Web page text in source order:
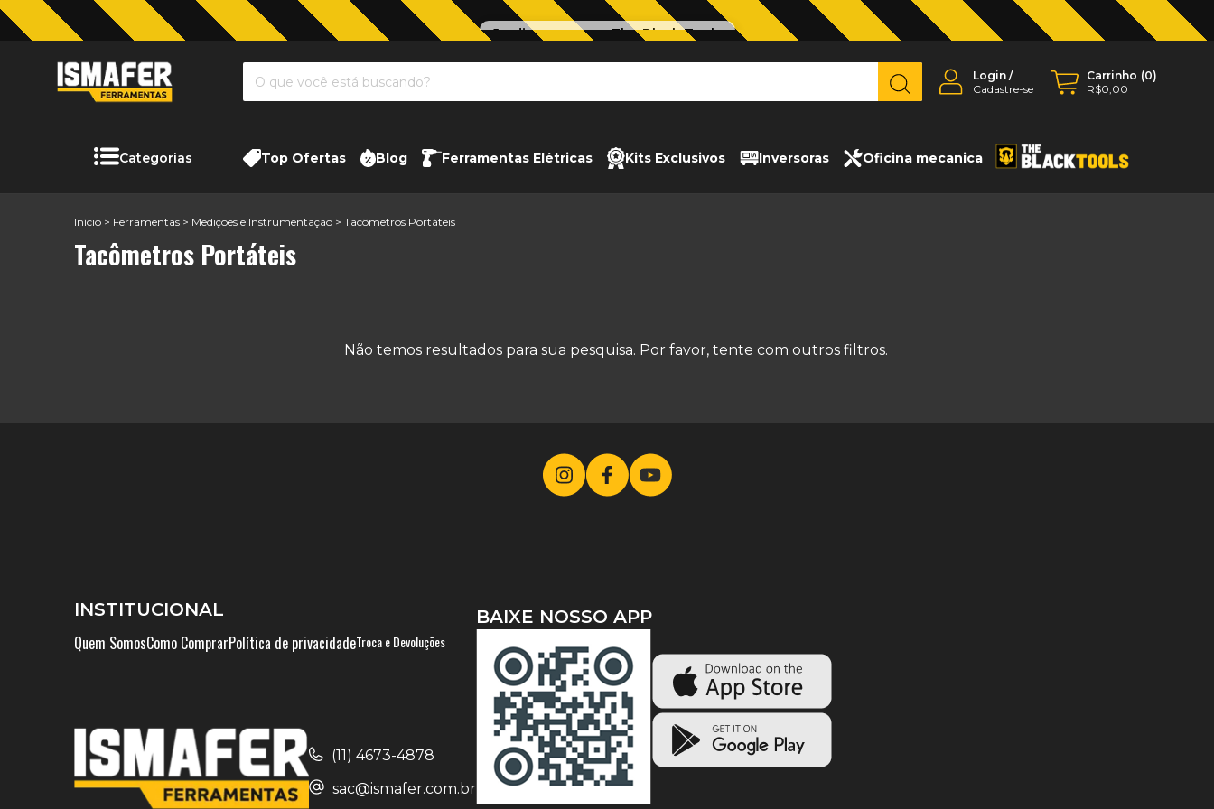
Jardinagem com The Black Tools
Login/
Cadastre-se
Carrinho (0)
R$0,00
Categorias Top Ofertas Blog Ferramentas Elétricas Kits Exclusivos Inversoras Oficina mecanica
Início > Ferramentas > Medições e Instrumentação > Tacômetros Portáteis
Tacômetros Portáteis
Não temos resultados para sua pesquisa. Por favor, tente com outros filtros.
INSTITUCIONAL
Quem SomosComo ComprarPolítica de privacidadeTroca e Devoluções
(11) 4673-4878
sac@ismafer.com.br
BAIXE NOSSO APP